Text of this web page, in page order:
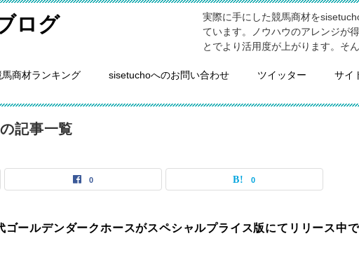
ログ
実際に手にした競馬商材を
ています。ノウハウのアレンジが
とでより活用度が上がります。そ
商材ランキング sisetuchoへのお問い合わせ ツイッター サイ
記事一覧
0 0
ゴールデンダークホースがスペシャルプライス版にてリリース中で